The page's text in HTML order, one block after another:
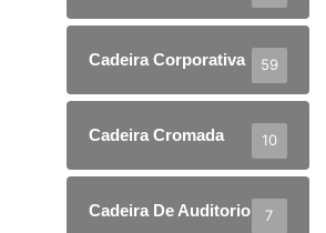
Cadeira Corporativa 59
Cadeira Cromada 10
Cadeira De Auditorio 7